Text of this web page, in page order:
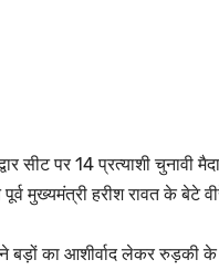
सीट पर 14 प्रत्याशी चुनावी
मुख्यमंत्री हरीश रावत के बेटे
बड़ों का आशीर्वाद लेकर